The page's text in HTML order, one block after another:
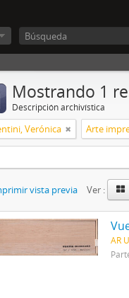
Mostrando 1
Descripción archivística
Verónica Arte
vista previa Ver :
AR